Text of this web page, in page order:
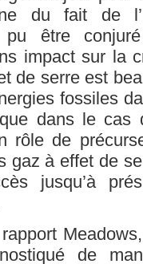
du fait de
pu être
impact sur la
de serre est
fossiles
dans le cas
rôle de
gaz à effet de
jusqu’à
de